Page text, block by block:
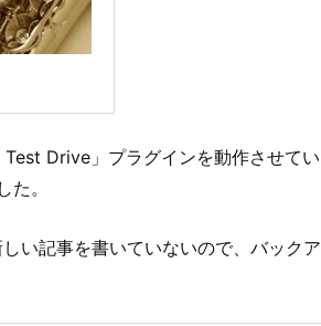
Drive」プラグインを動作させてい
。
い記事を書いていないので、バックア